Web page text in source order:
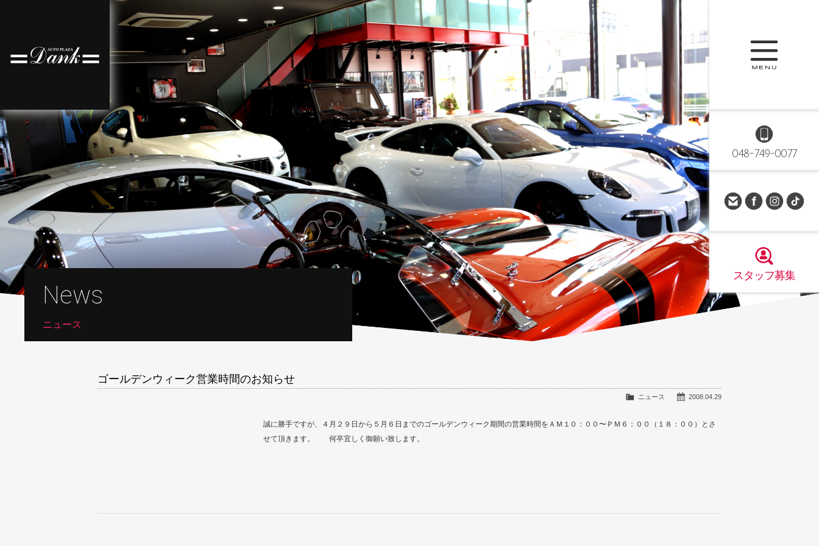
048-749-0077
スタッフ募集
News
ニュース
ゴールデンウィーク営業時間のお知らせ
2008.04.29
ニュース
誠に勝手ですが、４月２９日から５月６日までのゴールデンウィーク期間の営業時間をＡＭ１０：００〜ＰＭ６：００（１８：００）とさ
せて頂きます。 何卒宜しく御願い致します。